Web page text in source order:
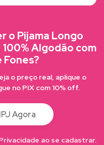
o Pijama Longo
Algodão com
Fones?
o preço real, aplique o
no PIX com 10% off.
Agora
ao se cadastrar.